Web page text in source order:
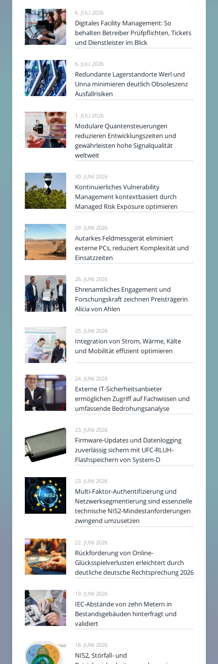
6. JULI 2026
Digitales Facility Management: So
behalten Betreiber Prüfpflichten, Tickets
und Dienstleister im Blick
6. JULI 2026
Redundante Lagerstandorte Werl und
Unna minimieren deutlich Obsoleszenz
Ausfallrisiken
1. JULI 2026
Modulare Quantensteuerungen
reduzieren Entwicklungszeiten und
gewährleisten hohe Signalqualität
weltweit
30. JUNI 2026
Kontinuierliches Vulnerability
Management kontextbasiert durch
Managed Risk Exposure optimieren
29. JUNI 2026
Autarkes Feldmessgerät eliminiert
externe PCs, reduziert Komplexität und
Einsatzzeiten
26. JUNI 2026
Ehrenamtliches Engagement und
Forschungskraft zeichnen Preisträgerin
Alicia von Ahlen
25. JUNI 2026
Integration von Strom, Wärme, Kälte
und Mobilität effizient optimieren
24. JUNI 2026
Externe IT-Sicherheitsanbieter
ermöglichen Zugriff auf Fachwissen und
umfassende Bedrohungsanalyse
23. JUNI 2026
Firmware-Updates und Datenlogging
zuverlässig sichern mit UFC-RLUH-
Flashspeichern von System-D
23. JUNI 2026
Multi-Faktor-Authentifizierung und
Netzwerksegmentierung sind essenzielle
technische NIS2-Mindestanforderungen
zwingend umzusetzen
22. JUNI 2026
Rückforderung von Online-
Glücksspielverlusten erleichtert durch
deutliche deutsche Rechtsprechung 2026
19. JUNI 2026
IEC-Abstände von zehn Metern in
Bestandsgebäuden hinterfragt und
validiert
18. JUNI 2026
NIS2, Störfall- und